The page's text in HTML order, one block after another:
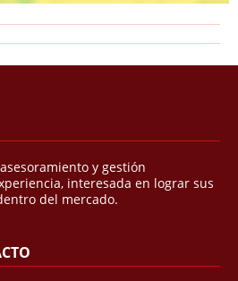
y gestión
interesada en lograr sus
del mercado.